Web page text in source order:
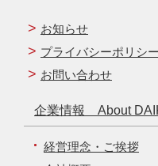
お知らせ
プライバシーポリシ
お問い合わせ
企業情報 About
経営理念・ご挨拶